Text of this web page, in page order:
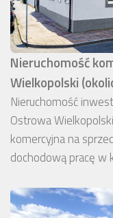
Nieruchomość
Wielkopolski
Nieruchomość
Ostrowa
komercyjna na
dochodową pracę w